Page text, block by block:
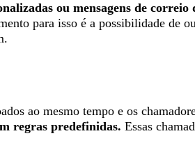
ou mensagens de correio
para isso é a possibilidade de
ao mesmo tempo e os
regras predefinidas. Essas